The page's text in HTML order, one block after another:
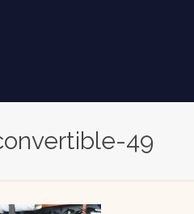
49